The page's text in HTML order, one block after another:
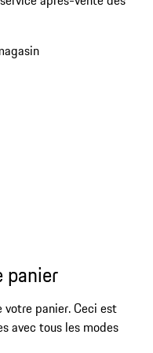
panier
panier. Ceci est
avec tous les modes